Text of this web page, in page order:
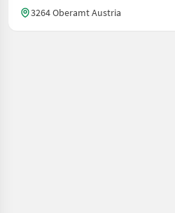
3264 Oberamt Austria